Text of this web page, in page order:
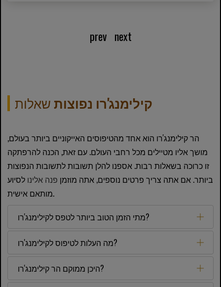
prev next
קילימנג'רו נפוצותשאלות
הר קילימנג'רו הוא אחד מהטיפוסים האייקוניים ביותר בעולם,
מושך אליו מטיילים מכל רחבי העולם. עם זאת, הכנה להרפתקה
זו כרוכה בשאלות רבות. אספנו להלן תשובות לתשובות הנפוצות
ביותר. אם אתה צריך פרטים נוספים, אתה מוזמן פנה אלינו לסיוע
מותאם אישית.
מתי הזמן הטוב ביותר לטפס לקילימנג'רו?
מה העלות לטיפוס לקילימנג'רו?
היכן ממוקם הר קילימנג'רו?